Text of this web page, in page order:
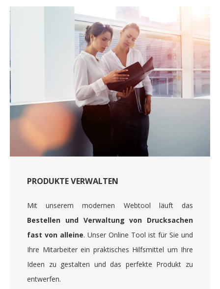
PRODUKTE VERWALTEN
Mit unserem modernen Webtool läuft das
Bestellen und Verwaltung von Drucksachen
fast von alleine. Unser Online Tool ist für Sie und
Ihre Mitarbeiter ein praktisches Hilfsmittel um Ihre
Ideen zu gestalten und das perfekte Produkt zu
entwerfen.